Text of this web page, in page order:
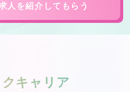
人を紹介してもらう
キャリア